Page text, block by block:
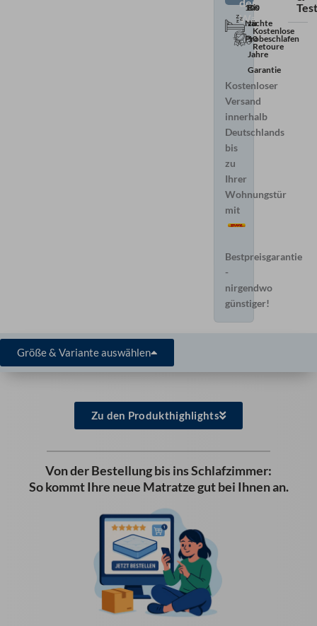
Warenkorb
100
Nächte
Probeschlafen
Bis
zu
10
Jahre
Garantie
Kostenlose
Retoure
Kostenloser
Versand
innerhalb
Deutschlands
bis
zu
Ihrer
Wohnungstür
mit
Bestpreisgarantie
-
nirgendwo
günstiger!
Größe & Variante auswählen
Zu den Produkthighlights
Von der Bestellung bis ins Schlafzimmer:
So kommt Ihre neue Matratze gut bei Ihnen an.